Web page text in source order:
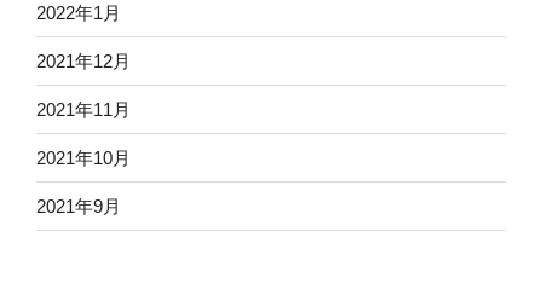
2022年1月
2021年12月
2021年11月
2021年10月
2021年9月